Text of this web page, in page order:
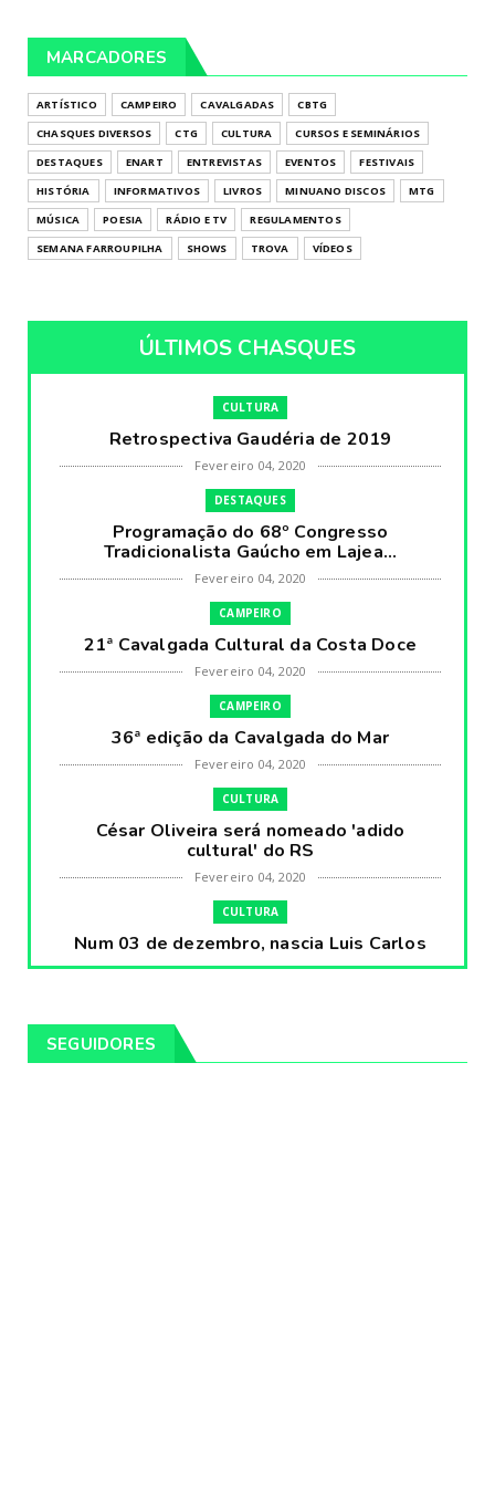
MARCADORES
ARTÍSTICO CAMPEIRO CAVALGADAS
CBTG
CHASQUES DIVERSOS
CTG CULTURA
CURSOS E SEMINÁRIOS
DESTAQUES
ENART ENTREVISTAS EVENTOS
FESTIVAIS
HISTÓRIA
INFORMATIVOS LIVROS MINUANO DISCOS
MTG
MÚSICA
POESIA RÁDIO E TV
REGULAMENTOS
SEMANA FARROUPILHA
SHOWS TROVA VÍDEOS
ÚLTIMOS CHASQUES
CULTURA
Retrospectiva Gaudéria de 2019
Fevereiro 04, 2020
DESTAQUES
Programação do 68º Congresso
Tradicionalista Gaúcho em Lajea...
Fevereiro 04, 2020
CAMPEIRO
21ª Cavalgada Cultural da Costa Doce
Fevereiro 04, 2020
CAMPEIRO
36ª edição da Cavalgada do Mar
Fevereiro 04, 2020
CULTURA
César Oliveira será nomeado 'adido
cultural' do RS
Fevereiro 04, 2020
CULTURA
Num 03 de dezembro, nascia Luis Carlos
Prestes, o Cavaleiro ...
Pintores da Temática Gauchesca - parte
SEGUIDORES